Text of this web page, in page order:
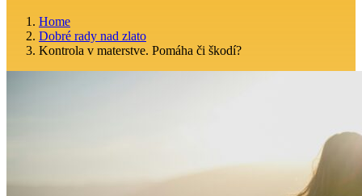
Home
Dobré rady nad zlato
Kontrola v materstve. Pomáha či škodí?